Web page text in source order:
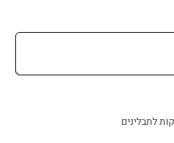
לתבלינים